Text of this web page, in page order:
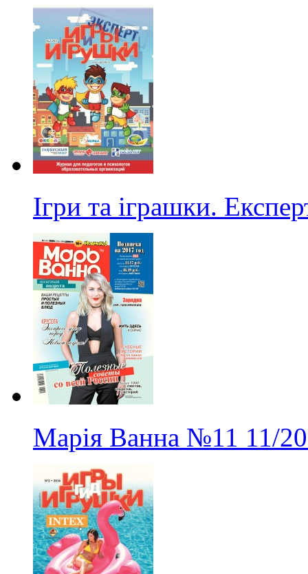
Ігри та іграшки.
Марія Ванна №11 11/